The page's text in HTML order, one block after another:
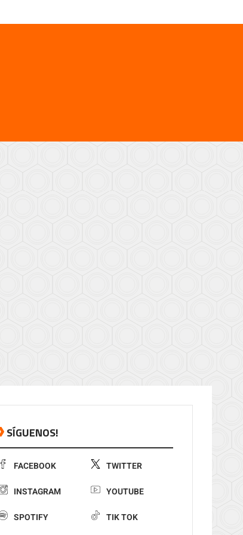
SÍGUENOS!
FACEBOOK TWITTER
INSTAGRAM YOUTUBE
SPOTIFY TIK TOK